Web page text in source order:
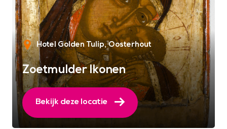
Hotel Golden Tulip Oosterhout
Zoetmulder Ikonen
Bekijk deze locatie